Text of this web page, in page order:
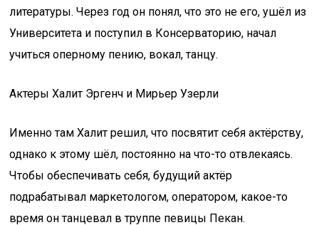
литературы. Через год он понял, что это не его, ушёл из
Университета и поступил в Консерваторию, начал
учиться оперному пению, вокал, танцу.
Актеры Халит Эргенч и Мирьер Узерли
Именно там Халит решил, что посвятит себя актёрству,
однако к этому шёл, постоянно на что-то отвлекаясь.
Чтобы обеспечивать себя, будущий актёр
подрабатывал маркетологом, оператором, какое-то
время он танцевал в труппе певицы Пекан.